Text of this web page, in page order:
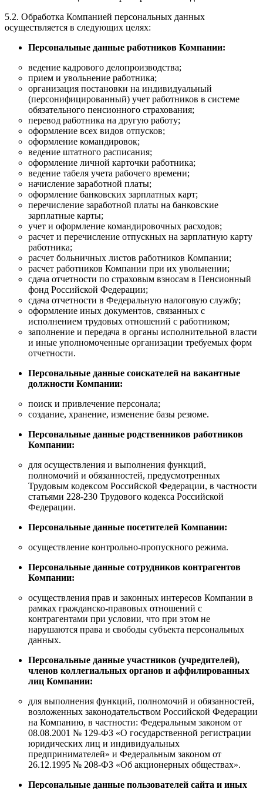
5.2. Обработка Компанией персональных данных
осуществляется в следующих целях:
Персональные данные работников Компании:
ведение кадрового делопроизводства;
прием и увольнение работника;
организация постановки на индивидуальный
(персонифицированный) учет работников в системе
обязательного пенсионного страхования;
перевод работника на другую работу;
оформление всех видов отпусков;
оформление командировок;
ведение штатного расписания;
оформление личной карточки работника;
ведение табеля учета рабочего времени;
начисление заработной платы;
оформление банковских зарплатных карт;
перечисление заработной платы на банковские
зарплатные карты;
учет и оформление командировочных расходов;
расчет и перечисление отпускных на зарплатную карту
работника;
расчет больничных листов работников Компании;
расчет работников Компании при их увольнении;
сдача отчетности по страховым взносам в Пенсионный
фонд Российской Федерации;
сдача отчетности в Федеральную налоговую службу;
оформление иных документов, связанных с
исполнением трудовых отношений с работником;
заполнение и передача в органы исполнительной власти
и иные уполномоченные организации требуемых форм
отчетности.
Персональные данные соискателей на вакантные
должности Компании:
поиск и привлечение персонала;
создание, хранение, изменение базы резюме.
Персональные данные родственников работников
Компании:
для осуществления и выполнения функций,
полномочий и обязанностей, предусмотренных
Трудовым кодексом Российской Федерации, в частности
статьями 228-230 Трудового кодекса Российской
Федерации.
Персональные данные посетителей Компании:
осуществление контрольно-пропускного режима.
Персональные данные сотрудников контрагентов
Компании:
осуществления прав и законных интересов Компании в
рамках гражданско-правовых отношений с
контрагентами при условии, что при этом не
нарушаются права и свободы субъекта персональных
данных.
Персональные данные участников (учредителей),
членов коллегиальных органов и аффилированных
лиц Компании:
для выполнения функций, полномочий и обязанностей,
возложенных законодательством Российской Федерации
на Компанию, в частности: Федеральным законом от
08.08.2001 № 129-ФЗ «О государственной регистрации
юридических лиц и индивидуальных
предпринимателей» и Федеральным законом от
26.12.1995 № 208-ФЗ «Об акционерных обществах».
Персональные данные пользователей сайта и иных